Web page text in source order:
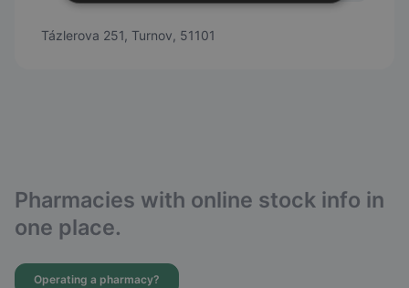
Tázlerova 251, Turnov, 51101
Pharmacies with online stock info in
one place.
Operating a pharmacy?